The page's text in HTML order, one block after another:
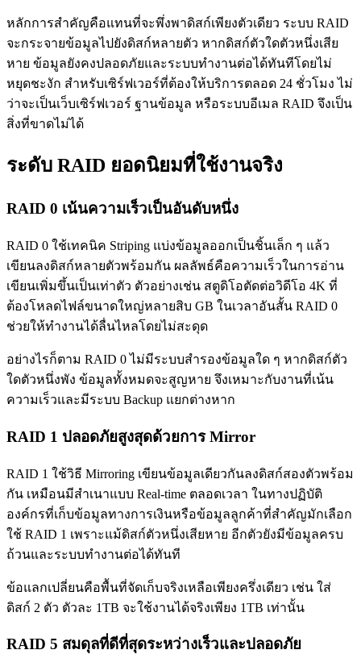
หลักการสำคัญคือแทนที่จะพึ่งพาดิสก์เพียงตัวเดียว ระบบ RAID
จะกระจายข้อมูลไปยังดิสก์หลายตัว หากดิสก์ตัวใดตัวหนึ่งเสีย
หาย ข้อมูลยังคงปลอดภัยและระบบทำงานต่อได้ทันทีโดยไม่
หยุดชะงัก สำหรับเซิร์ฟเวอร์ที่ต้องให้บริการตลอด 24 ชั่วโมง ไม่
ว่าจะเป็นเว็บเซิร์ฟเวอร์ ฐานข้อมูล หรือระบบอีเมล RAID จึงเป็น
สิ่งที่ขาดไม่ได้
ระดับ RAID ยอดนิยมที่ใช้งานจริง
RAID 0 เน้นความเร็วเป็นอันดับหนึ่ง
RAID 0 ใช้เทคนิค Striping แบ่งข้อมูลออกเป็นชิ้นเล็ก ๆ แล้ว
เขียนลงดิสก์หลายตัวพร้อมกัน ผลลัพธ์คือความเร็วในการอ่าน
เขียนเพิ่มขึ้นเป็นเท่าตัว ตัวอย่างเช่น สตูดิโอตัดต่อวิดีโอ 4K ที่
ต้องโหลดไฟล์ขนาดใหญ่หลายสิบ GB ในเวลาอันสั้น RAID 0
ช่วยให้ทำงานได้ลื่นไหลโดยไม่สะดุด
อย่างไรก็ตาม RAID 0 ไม่มีระบบสำรองข้อมูลใด ๆ หากดิสก์ตัว
ใดตัวหนึ่งพัง ข้อมูลทั้งหมดจะสูญหาย จึงเหมาะกับงานที่เน้น
ความเร็วและมีระบบ Backup แยกต่างหาก
RAID 1 ปลอดภัยสูงสุดด้วยการ Mirror
RAID 1 ใช้วิธี Mirroring เขียนข้อมูลเดียวกันลงดิสก์สองตัวพร้อม
กัน เหมือนมีสำเนาแบบ Real-time ตลอดเวลา ในทางปฏิบัติ
องค์กรที่เก็บข้อมูลทางการเงินหรือข้อมูลลูกค้าที่สำคัญมักเลือก
ใช้ RAID 1 เพราะแม้ดิสก์ตัวหนึ่งเสียหาย อีกตัวยังมีข้อมูลครบ
ถ้วนและระบบทำงานต่อได้ทันที
ข้อแลกเปลี่ยนคือพื้นที่จัดเก็บจริงเหลือเพียงครึ่งเดียว เช่น ใส่
ดิสก์ 2 ตัว ตัวละ 1TB จะใช้งานได้จริงเพียง 1TB เท่านั้น
RAID 5 สมดุลที่ดีที่สุดระหว่างเร็วและปลอดภัย